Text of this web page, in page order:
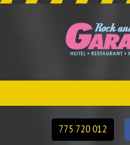
775 720 012